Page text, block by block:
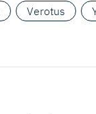
Verotus